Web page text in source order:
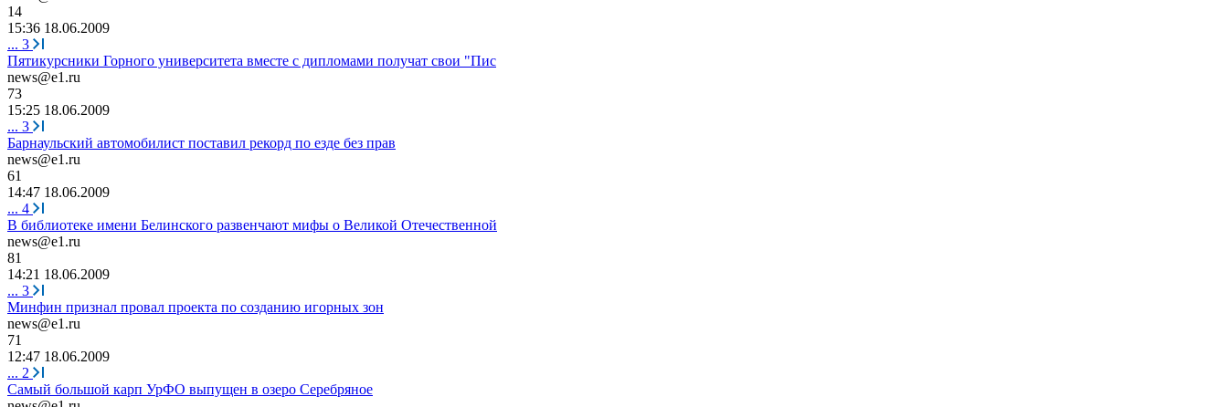
14
15:36 18.06.2009
... 3
Пятикурсники Горного университета вместе с дипломами получат свои "Пис
news@e1.ru
73
15:25 18.06.2009
... 3
Барнаульский автомобилист поставил рекорд по езде без прав
news@e1.ru
61
14:47 18.06.2009
... 4
В библиотеке имени Белинского развенчают мифы о Великой Отечественной
news@e1.ru
81
14:21 18.06.2009
... 3
Минфин признал провал проекта по созданию игорных зон
news@e1.ru
71
12:47 18.06.2009
... 2
Самый большой карп УрФО выпущен в озеро Серебряное